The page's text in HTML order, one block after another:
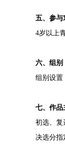
五、参与
4岁以上
六、组别
组别设置
七、作品
初选、复
决选分指